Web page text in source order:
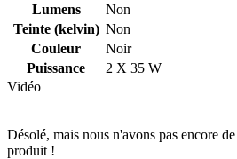
Lumens
Non
Teinte (kelvin) Non
Couleur
Noir
Puissance
2 X 35 W
Vidéo
Désolé, mais nous n'avons pas encore
produit !